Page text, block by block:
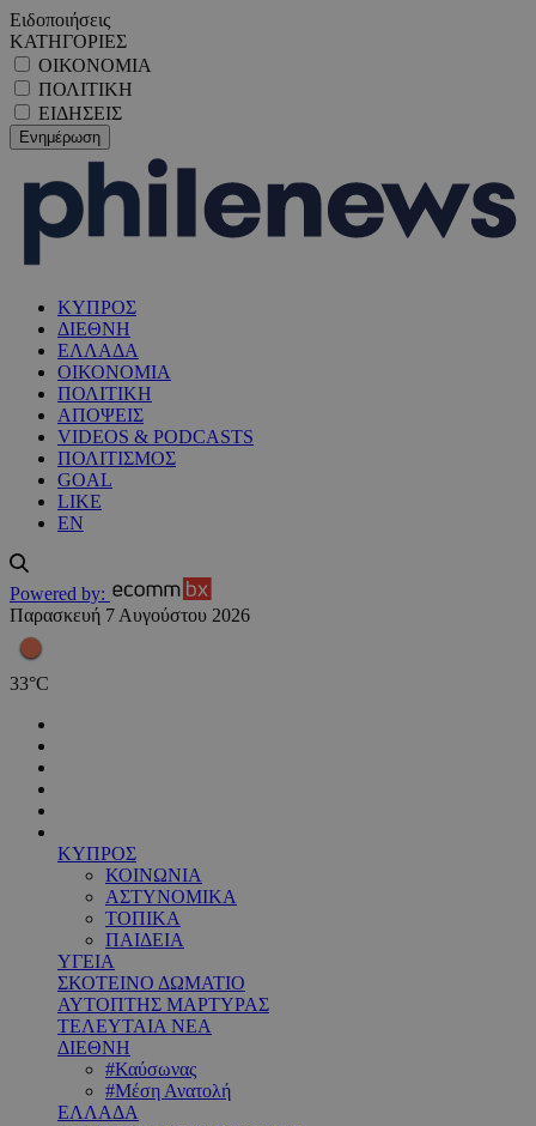
Ειδοποιήσεις
ΚΑΤΗΓΟΡΙΕΣ
ΟΙΚΟΝΟΜΙΑ
ΠΟΛΙΤΙΚΗ
ΕΙΔΗΣΕΙΣ
ΚΥΠΡΟΣ
ΔΙΕΘΝΗ
ΕΛΛΑΔΑ
ΟΙΚΟΝΟΜΙΑ
ΠΟΛΙΤΙΚΗ
ΑΠΟΨΕΙΣ
VIDEOS & PODCASTS
ΠΟΛΙΤΙΣΜΟΣ
GOAL
LIKE
EN
Powered by:
Παρασκευή 7 Αυγούστου 2026
33°C
ΚΥΠΡΟΣ
ΚΟΙΝΩΝΙΑ
ΑΣΤΥΝΟΜΙΚΑ
ΤΟΠΙΚΑ
ΠΑΙΔΕΙΑ
ΥΓΕΙΑ
ΣΚΟΤΕΙΝΟ ΔΩΜΑΤΙΟ
ΑΥΤΟΠΤΗΣ ΜΑΡΤΥΡΑΣ
ΤΕΛΕΥΤΑΙΑ ΝΕΑ
ΔΙΕΘΝΗ
#Καύσωνας
#Μέση Ανατολή
ΕΛΛΑΔΑ